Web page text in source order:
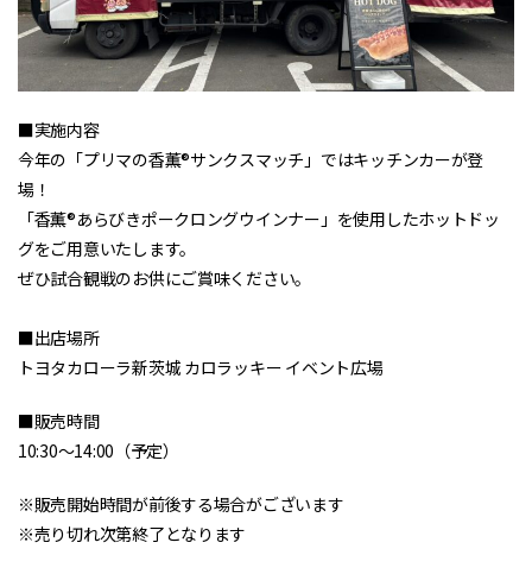
■実施内容
今年の「プリマの香薫®サンクスマッチ」ではキッチンカーが登
場！
「香薫®あらびきポークロングウインナー」を使用したホットドッ
グをご用意いたします。
ぜひ試合観戦のお供にご賞味ください。
■出店場所
トヨタカローラ新茨城 カロラッキー イベント広場
■販売時間
10:30～14:00（予定）
※販売開始時間が前後する場合がございます
※売り切れ次第終了となります